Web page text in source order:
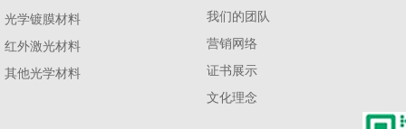
光学镀膜材料
红外激光材料
其他光学材料
我们的团队
营销网络
证书展示
文化理念